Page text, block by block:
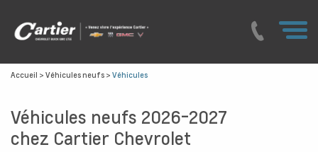
Accueil > Véhicules neufs > Véhicules
Véhicules neufs 2026-2027
chez Cartier Chevrolet